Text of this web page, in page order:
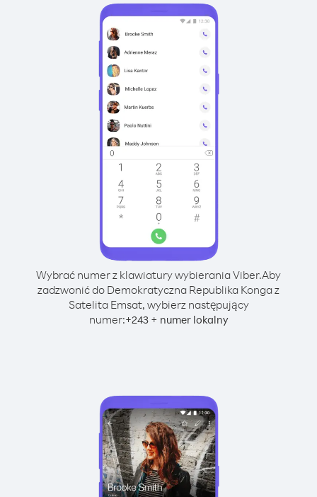
Wybrać numer z klawiatury wybierania Viber.Aby
zadzwonić do Demokratyczna Republika Konga z
Satelita Emsat, wybierz następujący
numer:+243+ numer lokalny